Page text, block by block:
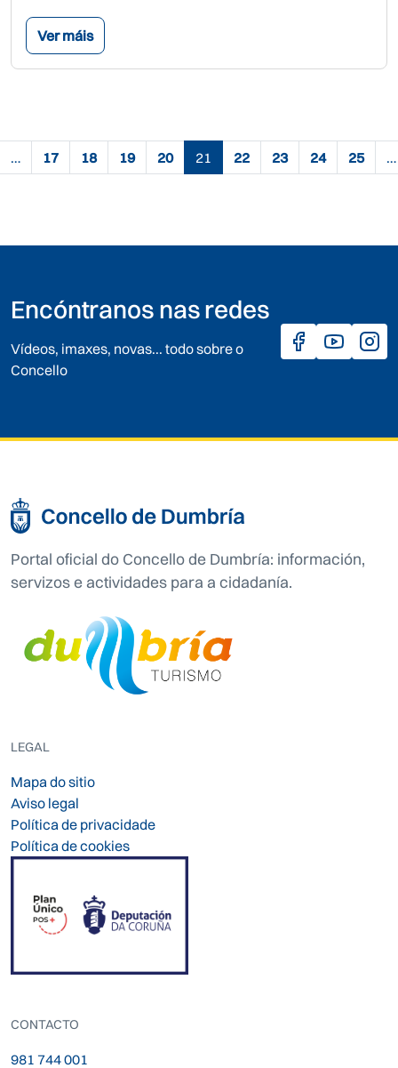
Ver máis
Paxinación
anterior
… 17 18 19 20 21 22 23 24 25 …
Encóntranos nas redes
Vídeos, imaxes, novas... todo sobre o
Concello
Portal oficial do Concello de Dumbría: información,
servizos e actividades para a cidadanía.
LEGAL
Mapa do sitio
Aviso legal
Política de privacidade
Política de cookies
CONTACTO
981 744 001